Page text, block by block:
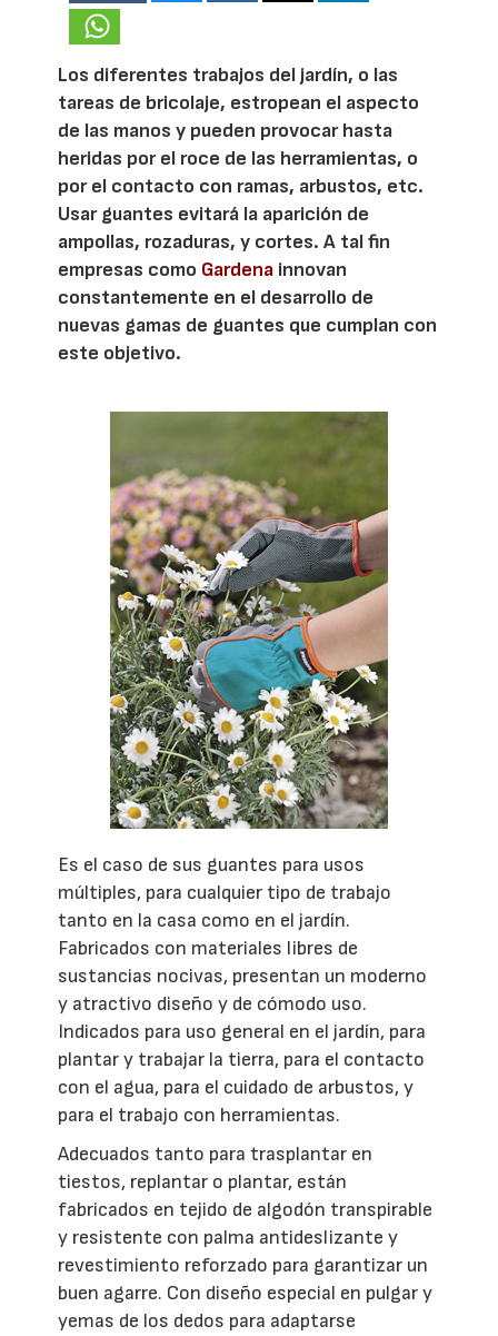
Los diferentes trabajos del jardín, o las
tareas de bricolaje, estropean el aspecto
de las manos y pueden provocar hasta
heridas por el roce de las herramientas, o
por el contacto con ramas, arbustos, etc.
Usar guantes evitará la aparición de
ampollas, rozaduras, y cortes. A tal fin
empresas como Gardena innovan
constantemente en el desarrollo de
nuevas gamas de guantes que cumplan con
este objetivo.
Es el caso de sus guantes para usos
múltiples, para cualquier tipo de trabajo
tanto en la casa como en el jardín.
Fabricados con materiales libres de
sustancias nocivas, presentan un moderno
y atractivo diseño y de cómodo uso.
Indicados para uso general en el jardín, para
plantar y trabajar la tierra, para el contacto
con el agua, para el cuidado de arbustos, y
para el trabajo con herramientas.
Adecuados tanto para trasplantar en
tiestos, replantar o plantar, están
fabricados en tejido de algodón transpirable
y resistente con palma antideslizante y
revestimiento reforzado para garantizar un
buen agarre. Con diseño especial en pulgar y
yemas de los dedos para adaptarse